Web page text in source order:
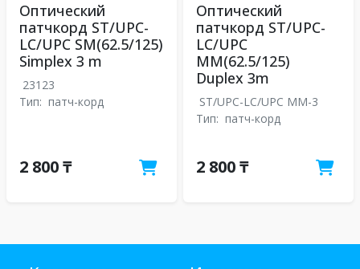
Оптический
патчкорд ST/UPC-
LC/UPC SM(62.5/125)
Simplex 3 m
23123
Тип: патч-корд
2 800 ₸
Оптический
патчкорд ST/UPC-
LC/UPC
MM(62.5/125)
Duplex 3m
ST/UPC-LC/UPC MM-3
Тип: патч-корд
2 800 ₸